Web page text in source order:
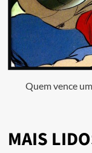
Quem vence
MAIS